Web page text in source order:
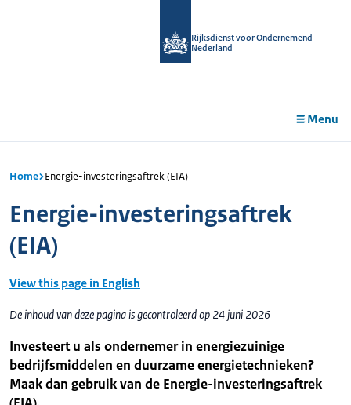
Rijksdienst voor Ondernemend
Nederland
Menu
Home Energie-investeringsaftrek (EIA)
Energie-investeringsaftrek
(EIA)
View this page in English
De inhoud van deze pagina is gecontroleerd op 24 juni 2026
Investeert u als ondernemer in energiezuinige
bedrijfsmiddelen en duurzame energietechnieken?
Maak dan gebruik van de Energie-investeringsaftrek